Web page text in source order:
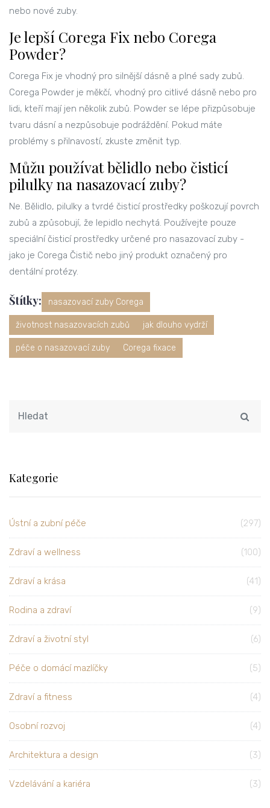
nebo nové zuby.
Je lepší Corega Fix nebo Corega
Powder?
Corega Fix je vhodný pro silnější dásně a plné sady zubů.
Corega Powder je měkčí, vhodný pro citlivé dásně nebo pro
lidi, kteří mají jen několik zubů. Powder se lépe přizpůsobuje
tvaru dásní a nezpůsobuje podráždění. Pokud máte
problémy s přilnavostí, zkuste změnit typ.
Můžu používat bělidlo nebo čisticí
pilulky na nasazovací zuby?
Ne. Bělidlo, pilulky a tvrdé čisticí prostředky poškozují povrch
zubů a způsobují, že lepidlo nechytá. Používejte pouze
speciální čisticí prostředky určené pro nasazovací zuby -
jako je Corega Čistič nebo jiný produkt označený pro
dentální protézy.
Štítky: nasazovací zuby Corega
životnost nasazovacích zubů jak dlouho vydrží
péče o nasazovací zuby Corega fixace
Kategorie
Ústní a zubní péče (297)
Zdraví a wellness (100)
Zdraví a krása (41)
Rodina a zdraví (9)
Zdraví a životní styl (6)
Péče o domácí mazlíčky (5)
Zdraví a fitness (4)
Osobní rozvoj (4)
Architektura a design (3)
Vzdelávání a kariéra (3)